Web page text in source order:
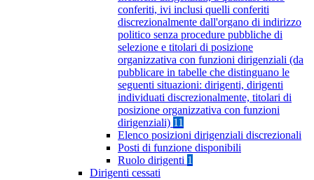
conferiti, ivi inclusi quelli conferiti
discrezionalmente dall'organo di indirizzo
politico senza procedure pubbliche di
selezione e titolari di posizione
organizzativa con funzioni dirigenziali (da
pubblicare in tabelle che distinguano le
seguenti situazioni: dirigenti, dirigenti
individuati discrezionalmente, titolari di
posizione organizzativa con funzioni
dirigenziali) 11
Elenco posizioni dirigenziali discrezionali
Posti di funzione disponibili
Ruolo dirigenti 1
Dirigenti cessati